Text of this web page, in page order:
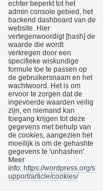
echter beperkt tot het
admin console gebied, het
backend dashboard van de
website. Hier
vertegenwoordigt [hash] de
waarde die wordt
verkregen door een
specifieke wiskundige
formule toe te passen op
de gebruikersnaam en het
wachtwoord. Het is om
ervoor te zorgen dat de
ingevoerde waarden veilig
zijn, en niemand kan
toegang krijgen tot deze
gegevens met behulp van
de cookies, aangezien het
moeilijk is om de gehashte
gegevens te 'unhashen'.
Meer
info: https://wordpress.org/s
upport/article/cookies/